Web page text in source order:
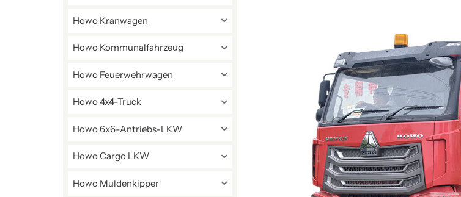
Howo Kranwagen
Howo Kommunalfahrzeug
Howo Feuerwehrwagen
Howo 4x4-Truck
Howo 6x6-Antriebs-LKW
Howo Cargo LKW
Howo Muldenkipper